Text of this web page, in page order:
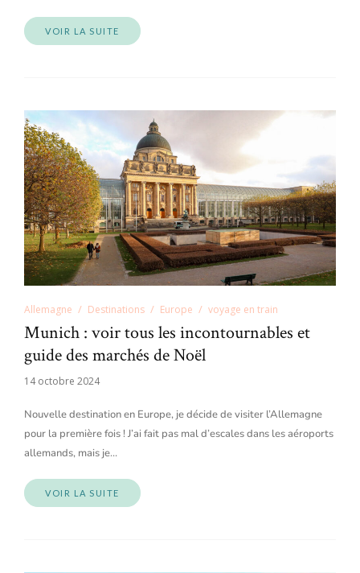
VOIR LA SUITE
Allemagne Destinations Europe voyage en train
Munich : voir tous les incontournables et
guide des marchés de Noël
14 octobre 2024
Nouvelle destination en Europe, je décide de visiter l’Allemagne
pour la première fois ! J’ai fait pas mal d’escales dans les aéroports
allemands, mais je…
VOIR LA SUITE